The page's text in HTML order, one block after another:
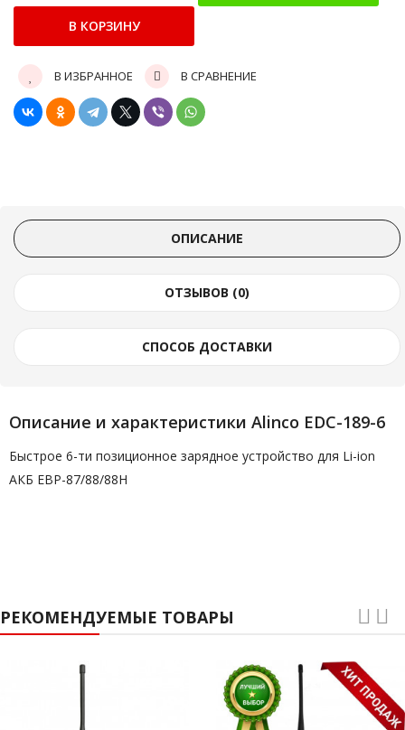
В ИЗБРАННОЕ В СРАВНЕНИЕ
ОПИСАНИЕ
ОТЗЫВОВ (0)
СПОСОБ ДОСТАВКИ
Описание и характеристики Alinco EDC-189-6
Быстрое 6-ти позиционное зарядное устройство для Li-ion
АКБ EBP-87/88/88H
РЕКОМЕНДУЕМЫЕ ТОВАРЫ